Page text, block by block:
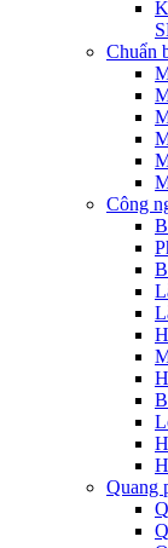
Chuẩn
Công
Quang